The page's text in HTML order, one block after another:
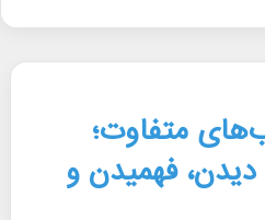
متفاوت؛
فهمیدن و